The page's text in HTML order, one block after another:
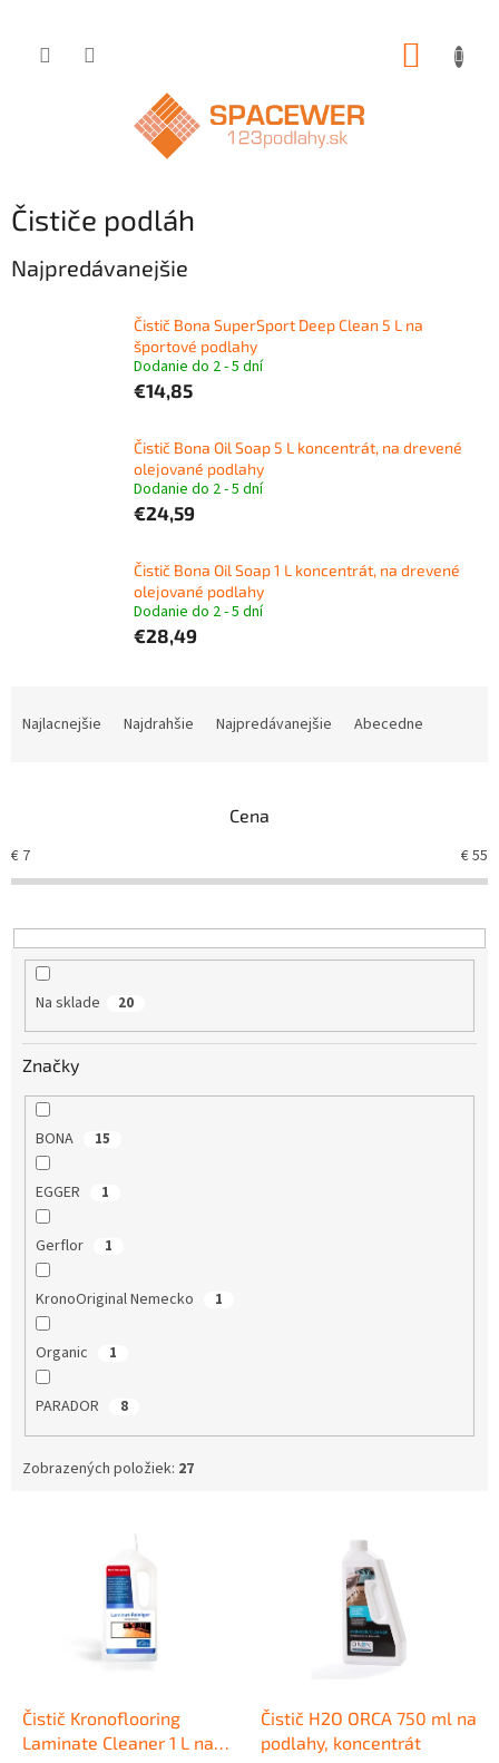
Čističe podláh
Najpredávanejšie
Čistič Bona SuperSport Deep Clean 5 L na
športové podlahy
Dodanie do 2 - 5 dní
€14,85
Čistič Bona Oil Soap 5 L koncentrát, na drevené
olejované podlahy
Dodanie do 2 - 5 dní
€24,59
Čistič Bona Oil Soap 1 L koncentrát, na drevené
olejované podlahy
Dodanie do 2 - 5 dní
€28,49
e
p
r
d
Najlacnejšie Najdrahšie Najpredávanejšie Abecedne
Cena
€ 7 €55
Na sklade 20
Značky
BONA 15
EGGER 1
Gerflor 1
KronoOriginal Nemecko 1
Organic 1
PARADOR 8
Zobrazených položiek: 27
Čistič Kronoflooring
Laminate Cleaner 1 L na
Čistič H2O ORCA 750 ml na
podlahy, koncentrát